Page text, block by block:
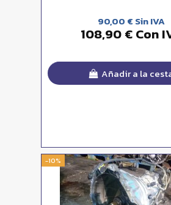
90,00 € Sin IVA
108,90 € Con
Añadir a la
-10%